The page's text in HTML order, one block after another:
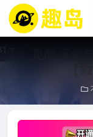
觅圈 不
【